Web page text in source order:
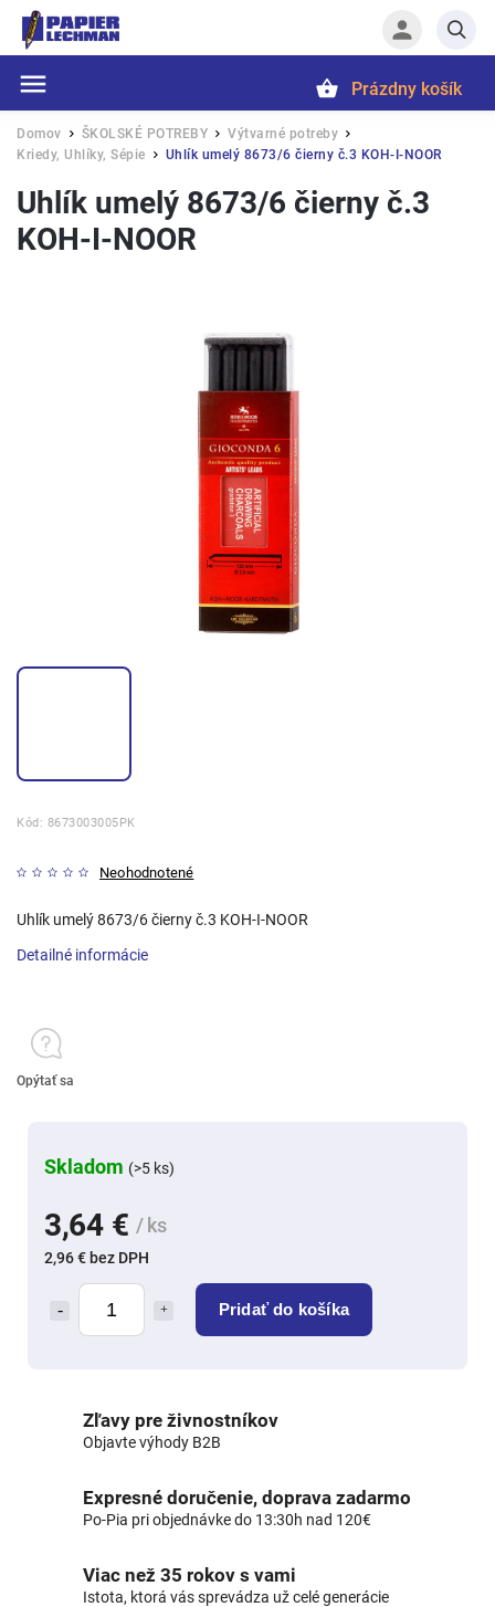
Hľadať
Prázdny košík
Domov / ŠKOLSKÉ POTREBY / Výtvarné potreby /
Kriedy, Uhlíky, Sépie / Uhlík umelý 8673/6 čierny č.3 KOH-I-NOOR
Uhlík umelý 8673/6 čierny č.3
KOH-I-NOOR
Kód: 8673003005PK
Neohodnotené
3,64 € / ks
2,96 € bez DPH
Pridať do košíka
Skladom (>5 ks)
Uhlík umelý 8673/6 čierny č.3 KOH-I-NOOR
Detailné informácie
Opýtať sa
Zľavy pre živnostníkov
Objavte výhody B2B
Expresné doručenie, doprava zadarmo
Po-Pia pri objednávke do 13:30h nad 120€
Viac než 35 rokov s vami
Istota, ktorá vás sprevádza už celé generácie